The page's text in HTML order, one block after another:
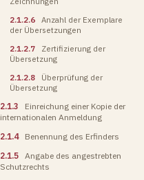
2.1.2.6 Anzahl der Exemplare
der Übersetzungen
2.1.2.7
Zertifizierung der
Übersetzung
2.1.2.8
Überprüfung der
Übersetzung
2.1.3
Einreichung einer Kopie der
internationalen Anmeldung
2.1.4
Benennung des Erfinders
2.1.5 Angabe des angestrebten
Schutzrechts